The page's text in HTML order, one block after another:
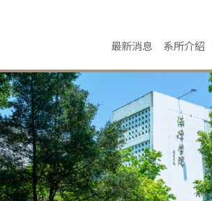
最新消息 系所介紹